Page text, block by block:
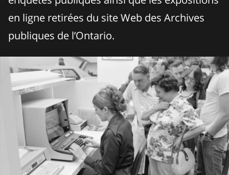
en ligne retirées du site Web des Archives
publiques de l’Ontario.